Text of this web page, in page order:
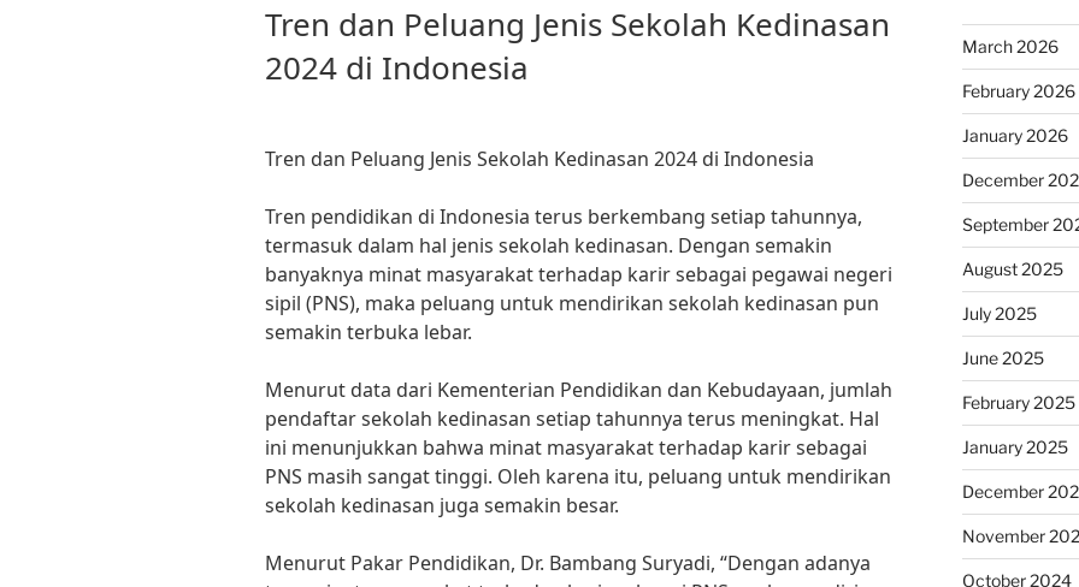
Tren dan Peluang Jenis Sekolah Kedinasan
2024 di Indonesia
Tren dan Peluang Jenis Sekolah Kedinasan 2024 di Indonesia
Tren pendidikan di Indonesia terus berkembang setiap tahunnya,
termasuk dalam hal jenis sekolah kedinasan. Dengan semakin
banyaknya minat masyarakat terhadap karir sebagai pegawai negeri
sipil (PNS), maka peluang untuk mendirikan sekolah kedinasan pun
semakin terbuka lebar.
Menurut data dari Kementerian Pendidikan dan Kebudayaan, jumlah
pendaftar sekolah kedinasan setiap tahunnya terus meningkat. Hal
ini menunjukkan bahwa minat masyarakat terhadap karir sebagai
PNS masih sangat tinggi. Oleh karena itu, peluang untuk mendirikan
sekolah kedinasan juga semakin besar.
Menurut Pakar Pendidikan, Dr. Bambang Suryadi, “Dengan adanya
March 2026
February 2026
January 2026
December
September
August 2025
July 2025
June 2025
February 2025
January 2025
December
November
October 2024